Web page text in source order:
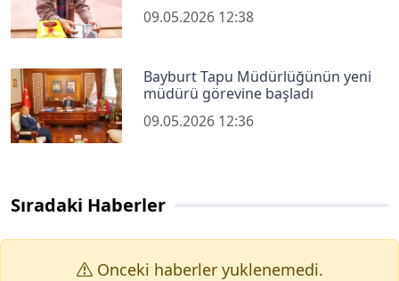
09.05.2026 12:38
Bayburt Tapu Müdürlüğünün yeni
müdürü görevine başladı
09.05.2026 12:36
Sıradaki Haberler
Onceki haberler yuklenemedi.